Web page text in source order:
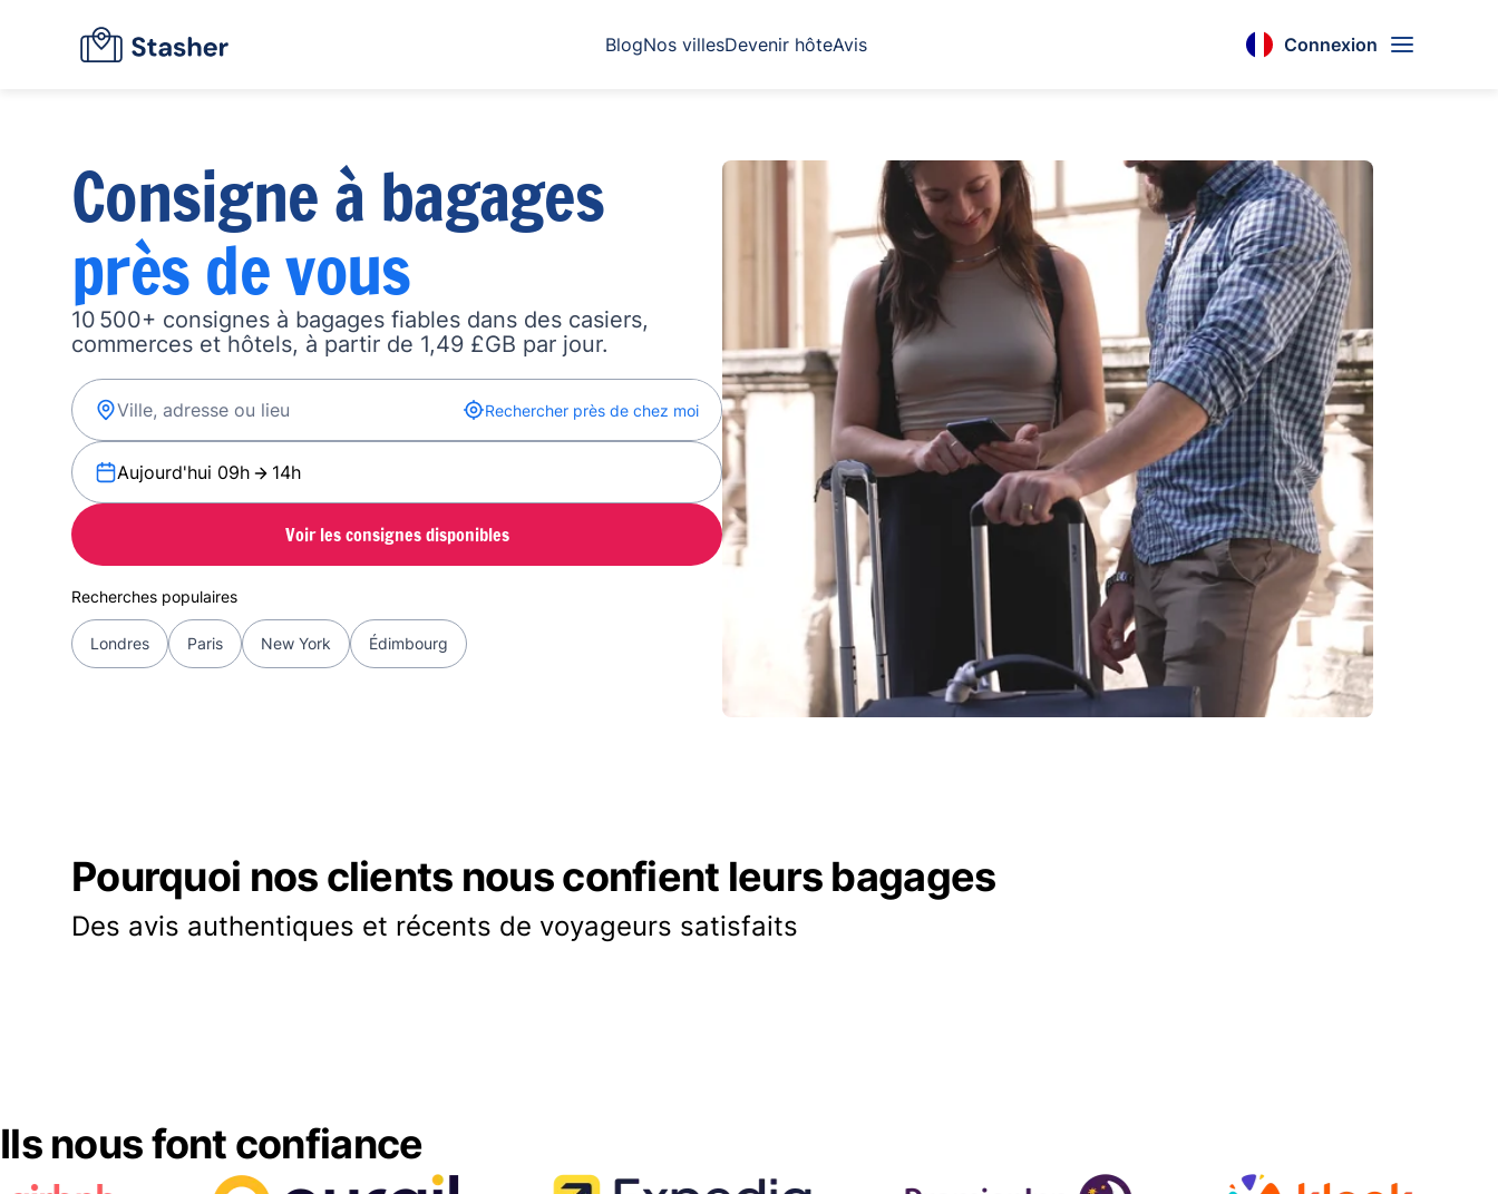
BlogNos villesDevenir hôteAvis Connexion
Consigne à bagages
près de vous
10 500+ consignes à bagages fiables dans des casiers,
commerces et hôtels, à partir de 1,49 £GB par jour.
Rechercher près de chez moi
Aujourd'hui 09h 14h
Voir les consignes disponibles
Recherches populaires
Londres Paris New York Édimbourg
Pourquoi nos clients nous confient leurs bagages
Des avis authentiques et récents de voyageurs satisfaits
Ils nous font confiance